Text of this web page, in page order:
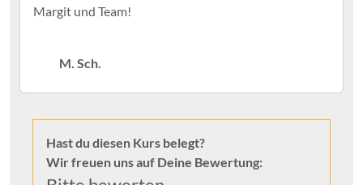
M. Sch.
Hast du diesen Kurs belegt?
Wir freuen uns auf Deine Bewertung: